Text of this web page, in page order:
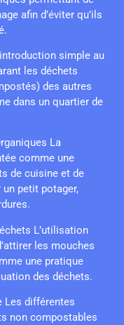
afin d’éviter qu’ils
simple au
les déchets
des autres
dans un quartier de
La
comme une
de cuisine et de
petit potager,
L’utilisation
les mouches
une pratique
des déchets.
Les différentes
non compostables